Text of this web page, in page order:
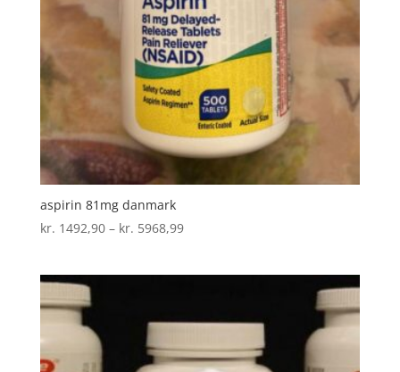
aspirin 81mg danmark
kr. 1492,90 – kr. 5968,99Prisinterval: